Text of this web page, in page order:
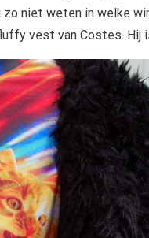
niet weten in welke
vest van Costes. Hij